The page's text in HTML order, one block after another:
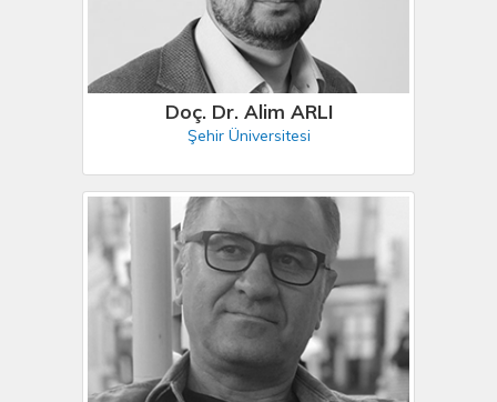
Doç. Dr. Alim ARLI
Şehir Üniversitesi